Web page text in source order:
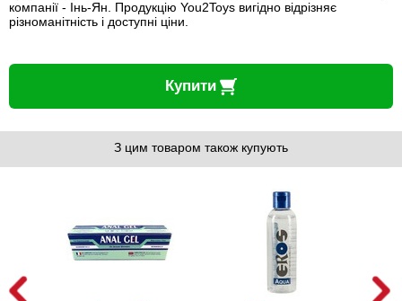
компанії - Інь-Ян. Продукцію You2Toys вигідно відрізняє
різноманітність і доступні ціни.
Купити
З цим товаром також купують